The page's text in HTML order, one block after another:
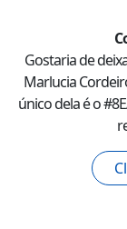
Gostaria de
Marlucia
único dela é o #